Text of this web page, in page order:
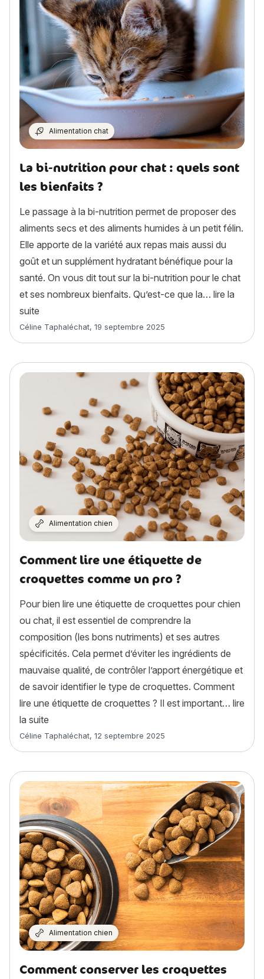
Alimentation chat
La bi-nutrition pour chat : quels sont
les bienfaits ?
Le passage à la bi-nutrition permet de proposer des
aliments secs et des aliments humides à un petit félin.
Elle apporte de la variété aux repas mais aussi du
goût et un supplément hydratant bénéfique pour la
santé. On vous dit tout sur la bi-nutrition pour le chat
et ses nombreux bienfaits. Qu’est-ce que la… lire la
suite
Article rédigé par
Céline Taphaléchat, 19 septembre 2025
Alimentation chien
Comment lire une étiquette de
croquettes comme un pro ?
Pour bien lire une étiquette de croquettes pour chien
ou chat, il est essentiel de comprendre la
composition (les bons nutriments) et ses autres
spécificités. Cela permet d’éviter les ingrédients de
mauvaise qualité, de contrôler l’apport énergétique et
de savoir identifier le type de croquettes. Comment
lire une étiquette de croquettes ? Il est important… lire
la suite
Article rédigé par
Céline Taphaléchat, 12 septembre 2025
Alimentation chien
Comment conserver les croquettes